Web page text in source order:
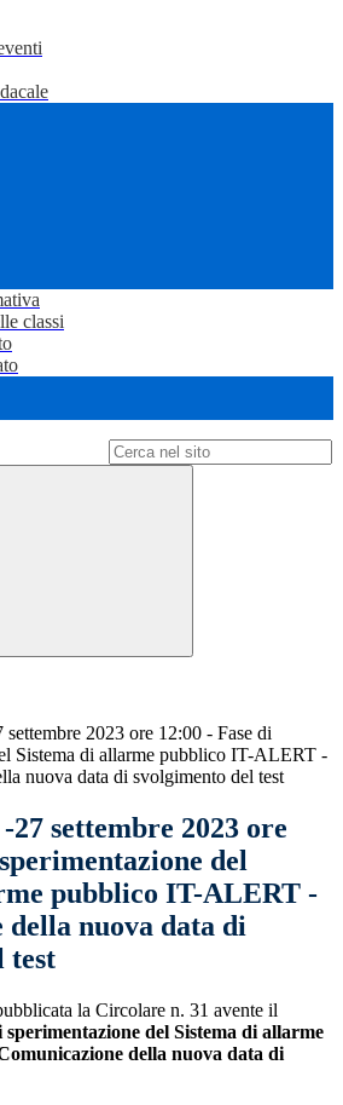
classi
2023 ore 12:00 - Fase di
Sistema di allarme pubblico IT-ALERT -
nuova data di svolgimento del test
settembre 2023 ore
del
pubblico IT-ALERT -
della nuova data di
test
la Circolare n. 31 avente il
sperimentazione del Sistema di allarme
della nuova data di